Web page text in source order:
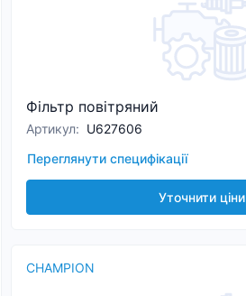
Фільтр повітряний
Артикул: U627606
Переглянути специфікації
Уточнити ціни
CHAMPION